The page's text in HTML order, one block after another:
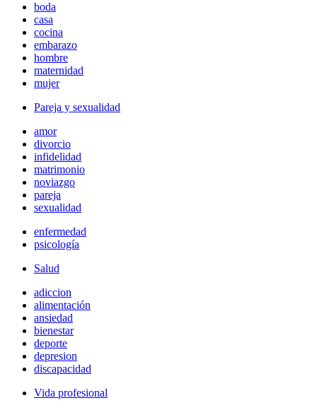
boda
casa
cocina
embarazo
hombre
maternidad
mujer
Pareja y sexualidad
amor
divorcio
infidelidad
matrimonio
noviazgo
pareja
sexualidad
enfermedad
psicología
Salud
adiccion
alimentación
ansiedad
bienestar
deporte
depresion
discapacidad
Vida profesional